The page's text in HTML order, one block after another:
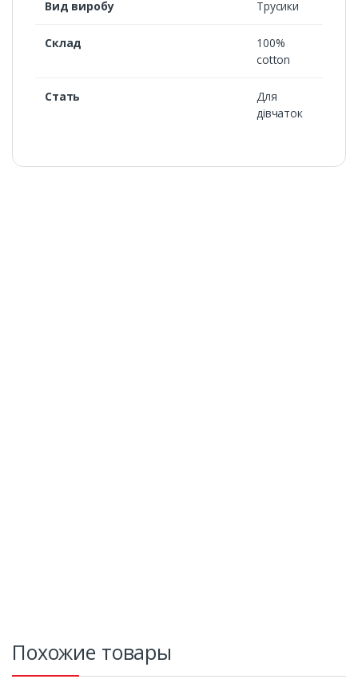
Вид виробу Трусики
Склад
100%
cotton
Стать
Для
дівчаток
Похожие товары